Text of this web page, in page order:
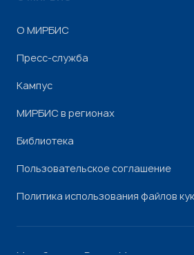
О МИРБИС
Пресс-служба
Кампус
МИРБИС в регионах
Библиотека
Пользовательское соглашение
Политика использования файлов